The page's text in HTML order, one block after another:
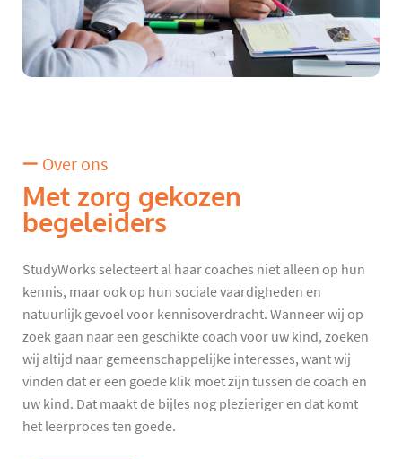
Over ons
Met zorg gekozen
begeleiders
StudyWorks selecteert al haar coaches niet alleen op hun
kennis, maar ook op hun sociale vaardigheden en
natuurlijk gevoel voor kennisoverdracht. Wanneer wij op
zoek gaan naar een geschikte coach voor uw kind, zoeken
wij altijd naar gemeenschappelijke interesses, want wij
vinden dat er een goede klik moet zijn tussen de coach en
uw kind. Dat maakt de bijles nog plezieriger en dat komt
het leerproces ten goede.